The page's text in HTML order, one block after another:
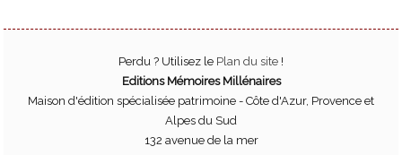
Perdu ? Utilisez le Plan du site !
Editions Mémoires Millénaires
Maison d'édition spécialisée patrimoine - Côte d'Azur, Provence et
Alpes du Sud
132 avenue de la mer